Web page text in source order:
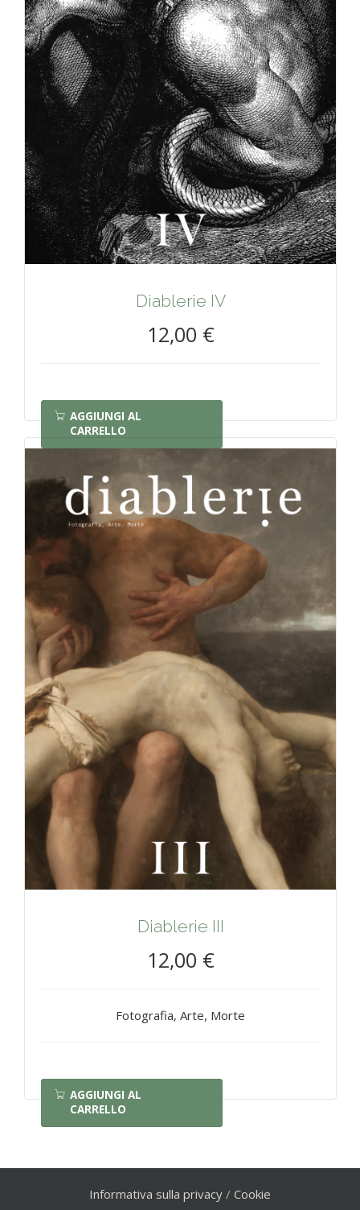
Diablerie IV
12,00 €
AGGIUNGI AL
CARRELLO
Diablerie III
12,00 €
Fotografia, Arte, Morte
AGGIUNGI AL
CARRELLO
Informativa sulla privacy / Cookie